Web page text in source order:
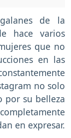
de la
hace varios
que no
en las
no solo
por su belleza
en expresar.